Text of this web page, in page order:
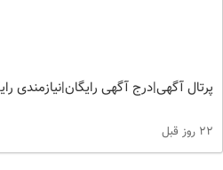
پرتال آگهی|درج آگهی رایگان|نیازمندی
22 روز قبل